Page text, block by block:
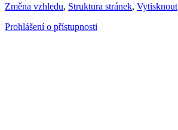
Změna vzhledu, Struktura stránek, Vytisknout
Prohlášení o přístupnosti